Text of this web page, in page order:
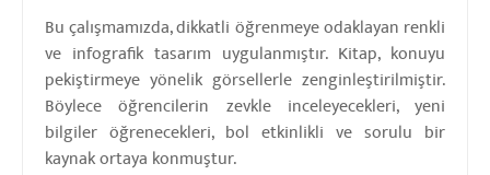
Bu çalışmamızda, dikkatli öğrenmeye odaklayan renkli
ve infografik tasarım uygulanmıştır. Kitap, konuyu
pekiştirmeye yönelik görsellerle zenginleştirilmiştir.
Böylece öğrencilerin zevkle inceleyecekleri, yeni
bilgiler öğrenecekleri, bol etkinlikli ve sorulu bir
kaynak ortaya konmuştur.